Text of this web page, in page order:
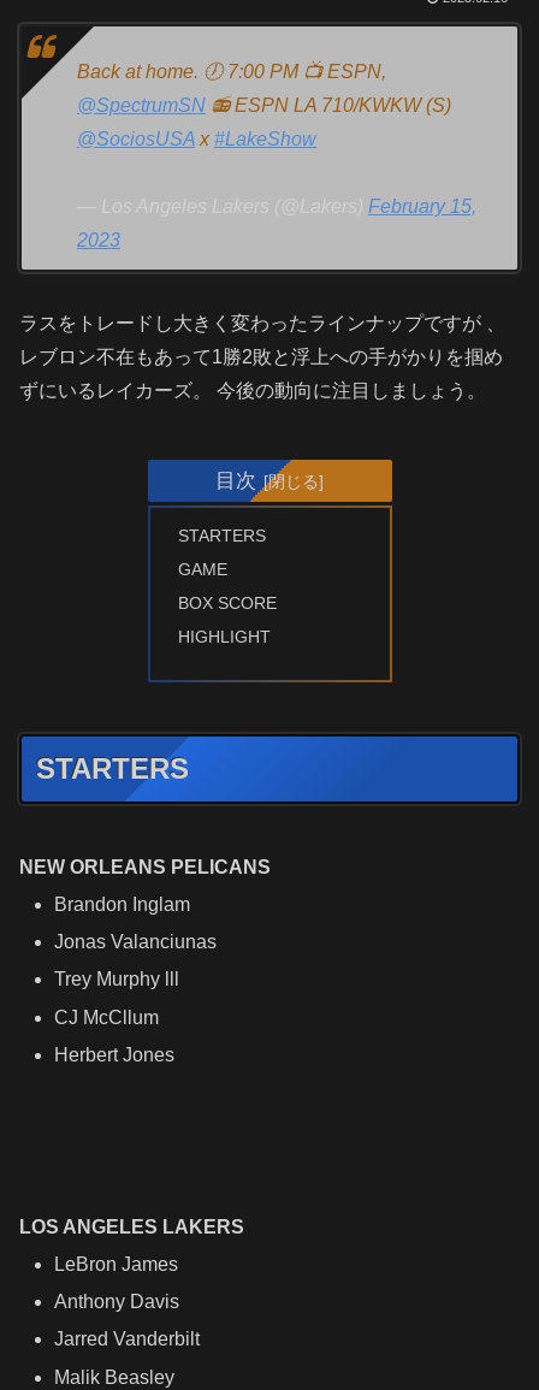
Back at home. 🕖 7:00 PM 📺 ESPN,
@SpectrumSN 📻 ESPN LA 710/KWKW (S)
@SociosUSA x #LakeShow
— Los Angeles Lakers (@Lakers) February 15,
2023
ラスをトレードし大きく変わったラインナップですが 、
レブロン不在もあって1勝2敗と浮上への手がかりを掴め
ずにいるレイカーズ。 今後の動向に注目しましょう。
目次
STARTERS
GAME
BOX SCORE
HIGHLIGHT
STARTERS
NEW ORLEANS PELICANS
Brandon Inglam
Jonas Valanciunas
Trey Murphy lll
CJ McCllum
Herbert Jones
LOS ANGELES LAKERS
LeBron James
Anthony Davis
Jarred Vanderbilt
Malik Beasley